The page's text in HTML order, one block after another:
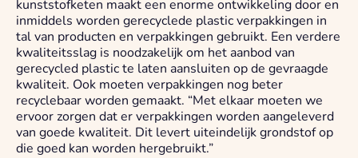
kunststofketen maakt een enorme ontwikkeling door en
inmiddels worden gerecyclede plastic verpakkingen in
tal van producten en verpakkingen gebruikt. Een verdere
kwaliteitsslag is noodzakelijk om het aanbod van
gerecycled plastic te laten aansluiten op de gevraagde
kwaliteit. Ook moeten verpakkingen nog beter
recyclebaar worden gemaakt. “Met elkaar moeten we
ervoor zorgen dat er verpakkingen worden aangeleverd
van goede kwaliteit. Dit levert uiteindelijk grondstof op
die goed kan worden hergebruikt.”